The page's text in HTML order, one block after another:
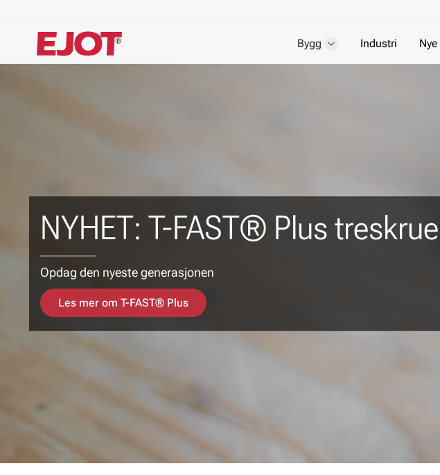
Bygg Industri
NYHET: Terrasseskrue Revolt®
For jevn forsenkning og pen finish
Les mer om Revolt®